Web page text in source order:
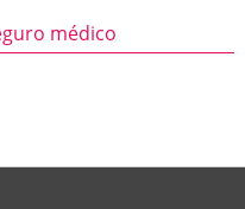
médico